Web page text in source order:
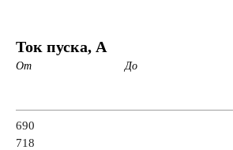
Ток пуска, А
От До
690
718